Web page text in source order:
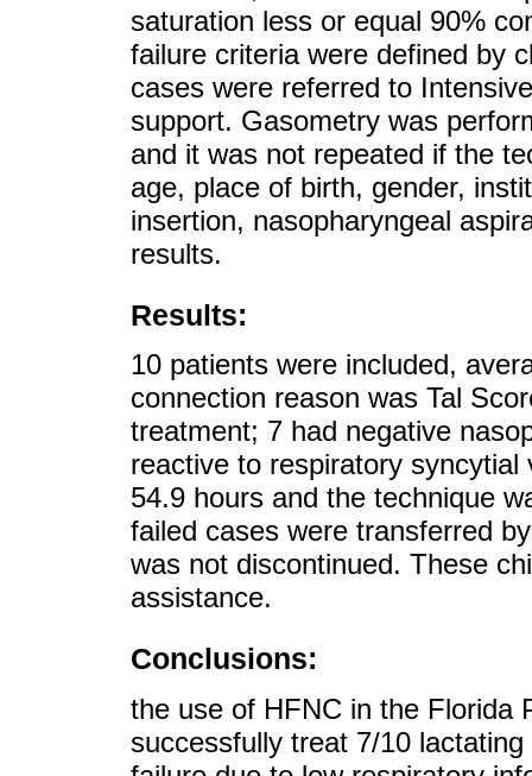
saturation less or equal 90%
failure criteria were defined by
cases were referred to
support. Gasometry was
and it was not repeated if the
age, place of birth, gender,
insertion, nasopharyngeal
results.
Results:
10 patients were included,
connection reason was Tal
treatment; 7 had negative
reactive to respiratory
54.9 hours and the technique
failed cases were transferred
was not discontinued. These
assistance.
Conclusions:
the use of HFNC in the Florida
successfully treat 7/10